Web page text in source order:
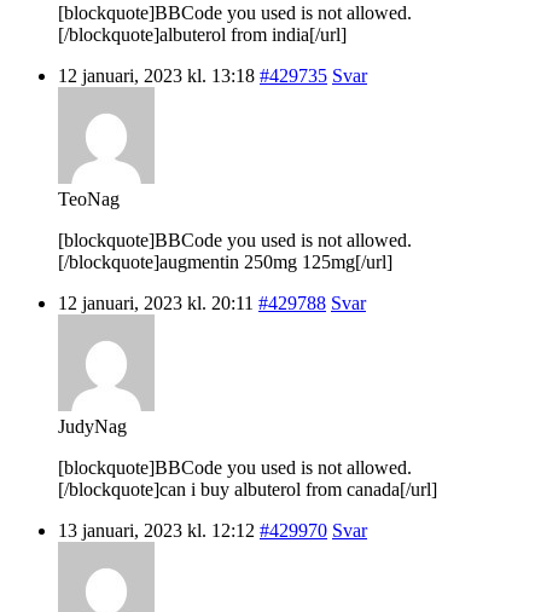
[blockquote]BBCode you used is not allowed.
[/blockquote]albuterol from india[/url]
12 januari, 2023 kl. 13:18 #429735 Svar
TeoNag
[blockquote]BBCode you used is not allowed.
[/blockquote]augmentin 250mg 125mg[/url]
12 januari, 2023 kl. 20:11 #429788 Svar
JudyNag
[blockquote]BBCode you used is not allowed.
[/blockquote]can i buy albuterol from canada[/url]
13 januari, 2023 kl. 12:12 #429970 Svar